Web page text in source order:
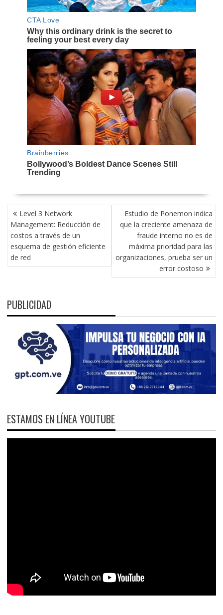
NAVEGACIÓN
DE
ENTRADAS
Level 3 Network
Management: Reducción de
costos a través de un
esquema de gestión eficiente
de red
Estudio de Ponemon indica
que la creciente amenaza de
fraude interno no es de
máxima prioridad para las
organizaciones, prueba ser un
error costoso
PUBLICIDAD
ESTAMOS EN LÍNEA YOUTUBE